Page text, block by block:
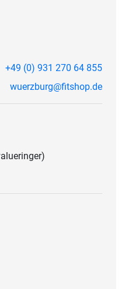
+49 (0) 931 270 64 855
wuerzburg@fitshop.de